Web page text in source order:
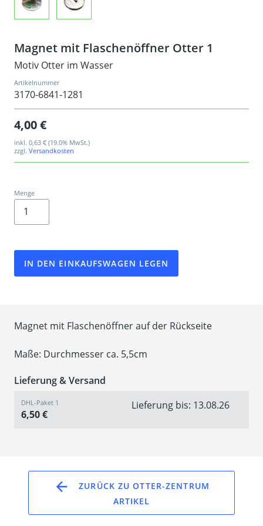
Magnet mit Flaschenöffner Otter 1
Motiv Otter im Wasser
Artikelnummer
3170-6841-1281
4,00 €
inkl. 0,63 € (19.0% MwSt.)
zzgl. Versandkosten
Menge
IN DEN EINKAUFSWAGEN LEGEN
Magnet mit Flaschenöffner auf der Rückseite
Maße: Durchmesser ca. 5,5cm
Lieferung & Versand
DHL-Paket 1
6,50 €
Lieferung bis: 13.08.26
ZURÜCK ZU OTTER-ZENTRUM
ARTIKEL